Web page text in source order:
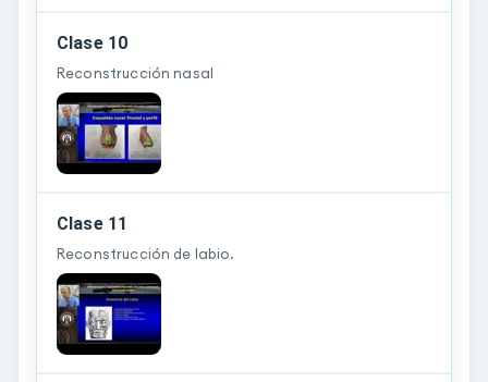
Clase 10
Reconstrucción nasal
Clase 11
Reconstrucción de labio.